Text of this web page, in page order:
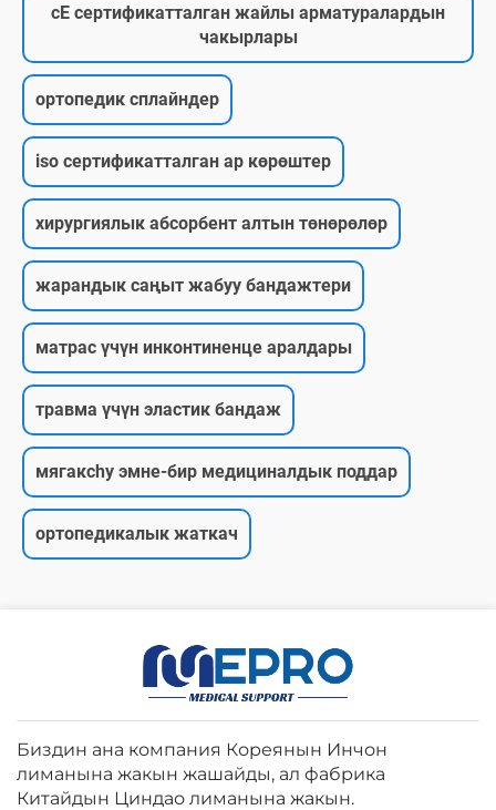
cE сертификатталган жайлы арматуралардын
чакырлары
ортопедик сплайндер
iso сертификатталган ар көрөштер
хирургиялык абсорбент алтын төнөрөлөр
жарандык саңыт жабуу бандажтери
матрас үчүн инконтиненце аралдары
травма үчүн эластик бандаж
мягакchy эмне-бир медициналдык поддар
ортопедикалык жаткач
Биздин ана компания Кореянын Инчон
лиманына жакын жашайды, ал фабрика
Китайдын Циндао лиманына жакын.